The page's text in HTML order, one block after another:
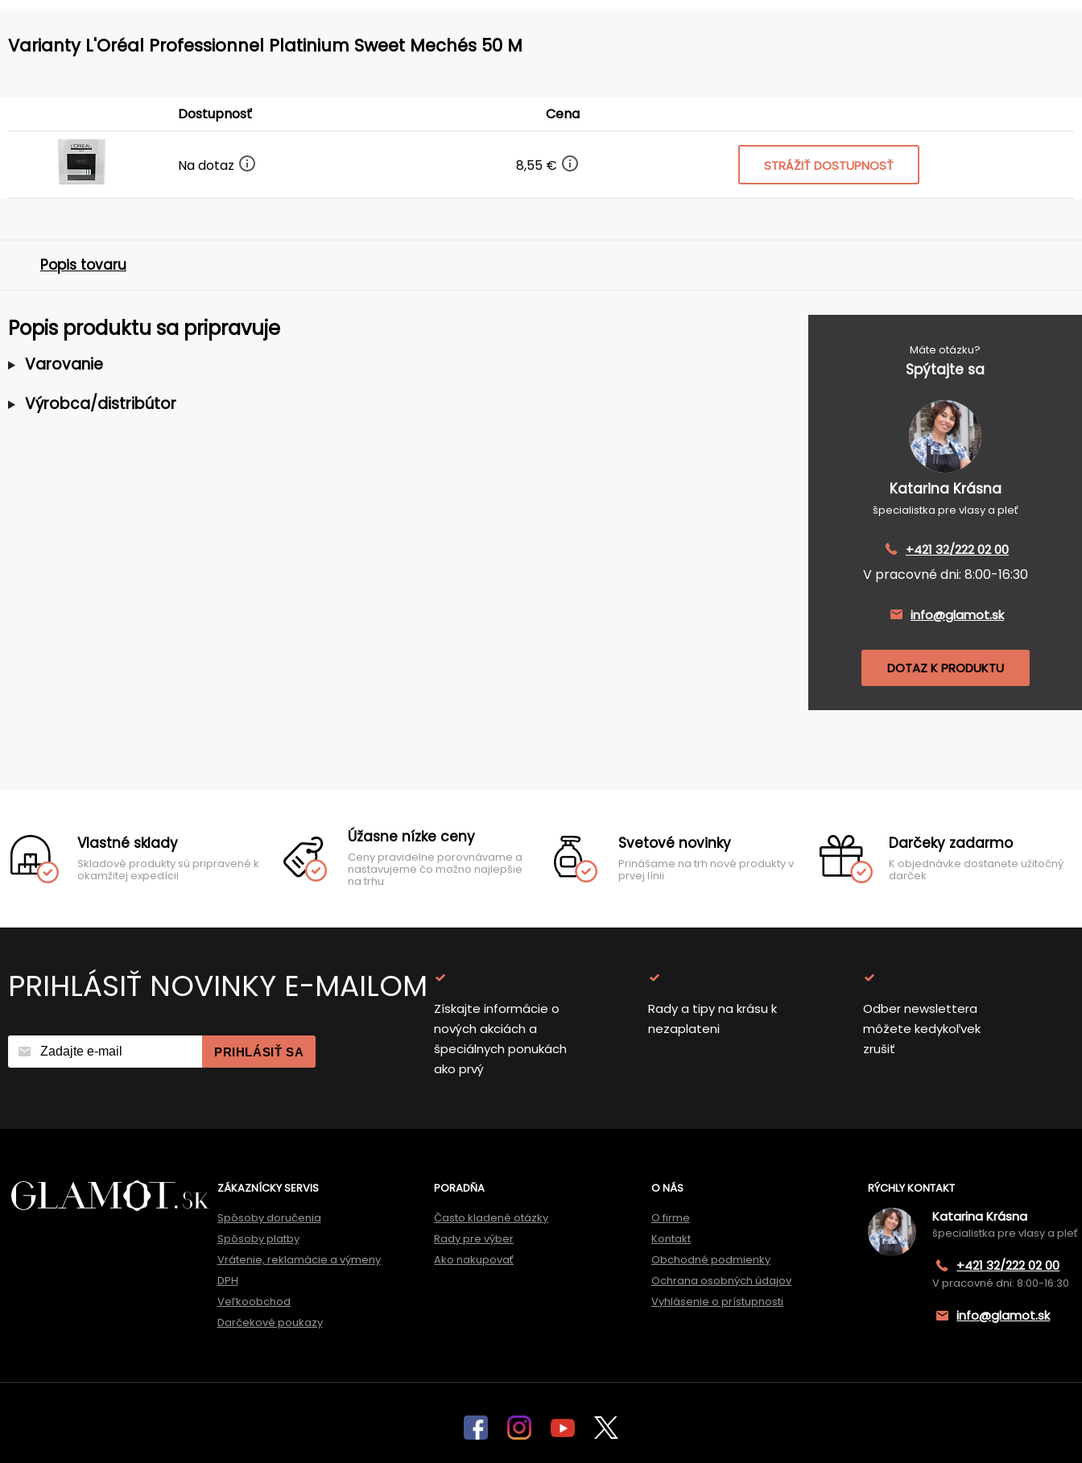
Varianty L'Oréal Professionnel Platinium Sweet Mechés 50 M
Dostupnosť Cena
Na dotaz 8,55 € STRÁŽIŤ DOSTUPNOSŤ
Popis tovaru
Popis produktu sa pripravuje
Varovanie
Výrobca/distribútor
Máte otázku?
Spýtajte sa
Katarina Krásna
špecialistka pre vlasy a pleť
+421 32/222 02 00
V pracovné dni: 8:00-16:30
info@glamot.sk
DOTAZ K PRODUKTU
Vlastné sklady
Skladové produkty sú pripravené k
okamžitej expedícii
Úžasne nízke ceny
Ceny pravidelne porovnávame a
nastavujeme čo možno najlepšie
na trhu
Svetové novinky
Prinášame na trh nové produkty v
prvej línii
Darčeky zadarmo
K objednávke dostanete užitočný
darček
PRIHLÁSIŤ NOVINKY E-MAILOM
PRIHLÁSIŤ SA
Získajte informácie o
nových akciách a
špeciálnych ponukách
ako prvý
Rady a tipy na krásu k
nezaplateni
Odber newslettera
môžete kedykoľvek
zrušiť
ZÁKAZNÍCKY SERVIS
Spôsoby doručenia
Spôsoby platby
Vrátenie, reklamácie a výmeny
DPH
Veľkoobchod
Darčekové poukazy
PORADŇA
Často kladené otázky
Rady pre výber
Ako nakupovať
O NÁS
O firme
Kontakt
Obchodné podmienky
Ochrana osobných údajov
Vyhlásenie o prístupnosti
RÝCHLY KONTAKT
Katarina Krásna
špecialistka pre vlasy a pleť
+421 32/222 02 00
V pracovné dni: 8:00-16:30
info@glamot.sk